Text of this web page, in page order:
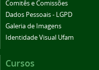
Comitês e Comissões
Dados Pessoais - LGPD
Galeria de Imagens
Identidade Visual Ufam
Cursos